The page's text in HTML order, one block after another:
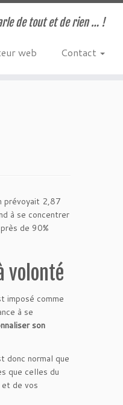
de tout et de rien … !
web Contact
prévoyait 2,87
à se concentrer
de 90%
volonté
imposé comme
à se
son
donc normal que
que celles du
de vos